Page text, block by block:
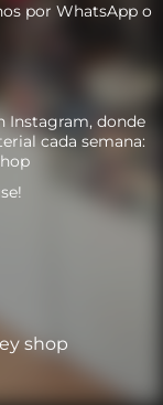
por WhatsApp o
Instagram, donde
cada semana:
shop